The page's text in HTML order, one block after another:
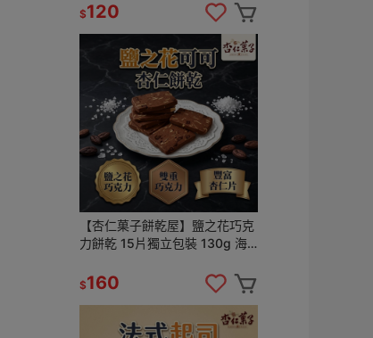
$120
【杏仁菓子餅乾屋】鹽之花巧克
力餅乾 15片獨立包裝 130g 海
$160